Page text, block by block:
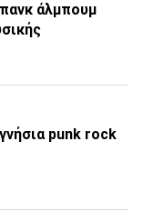
άλμπουμ
punk rock